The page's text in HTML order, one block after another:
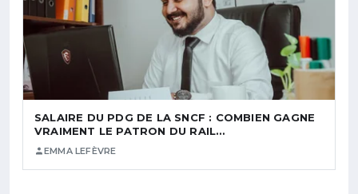
SALAIRE DU PDG DE LA SNCF : COMBIEN GAGNE
VRAIMENT LE PATRON DU RAIL…
EMMA LEFÈVRE